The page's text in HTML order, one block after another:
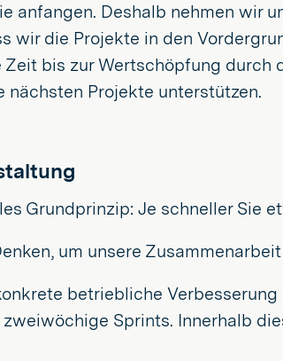
anfangen. Deshalb nehmen wir
wir die Projekte in den
bis zur Wertschöpfung
nächsten Projekte unterstützen.
Grundprinzip: Je schneller Sie
um unsere
betriebliche
Sprints. Innerhalb